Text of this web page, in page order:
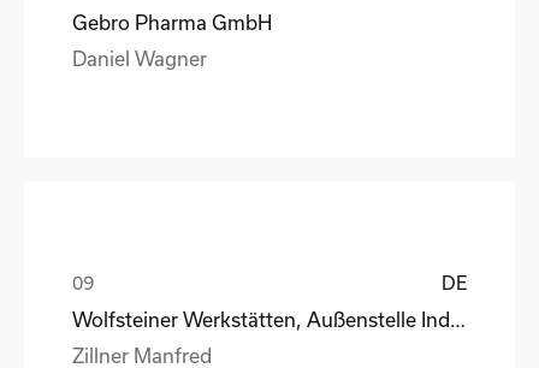
Gebro Pharma GmbH
Daniel Wagner
DE
Zillner Manfred